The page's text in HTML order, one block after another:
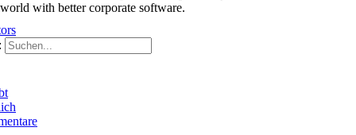
with better corporate software.